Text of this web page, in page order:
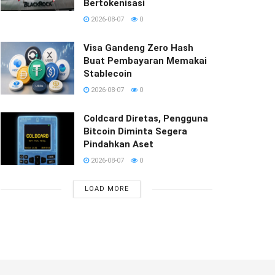
Bertokenisasi
2026-08-07 0
Visa Gandeng Zero Hash
Buat Pembayaran Memakai
Stablecoin
2026-08-07 0
Coldcard Diretas, Pengguna
Bitcoin Diminta Segera
Pindahkan Aset
2026-08-07 0
LOAD MORE